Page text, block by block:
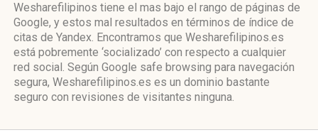
Wesharefilipinos tiene el mas bajo el rango de páginas de
Google, y estos mal resultados en términos de índice de
citas de Yandex. Encontramos que Wesharefilipinos.es
está pobremente ‘socializado’ con respecto a cualquier
red social. Según Google safe browsing para navegación
segura, Wesharefilipinos.es es un dominio bastante
seguro con revisiones de visitantes ninguna.